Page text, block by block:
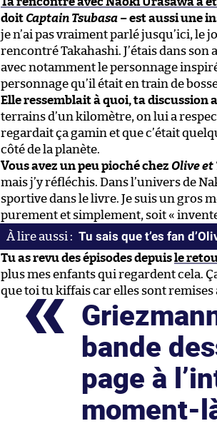
doit Captain Tsubasa – est aussi une
je n’ai pas vraiment parlé jusqu’ici, le
rencontré Takahashi. J’étais dans son
avec notamment le personnage
personnage qu’il était en train de
Elle ressemblait à quoi, ta discussion
terrains d’un kilomètre, on lui a
regardait ça gamin et que c’était
côté de la planète.
Vous avez un peu pioché chez Olive et
mais j’y réfléchis. Dans l’univers de
sportive dans le livre. Je suis un gros
purement et simplement, soit «
Tu sais que t’es fan
Tu as revu des épisodes depuisle
plus mes enfants qui regardent cela.
que toi tu kiffais car elles sont
bande
page à
moment-